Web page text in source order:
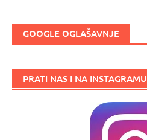
GOOGLE OGLAŠAVNJE
PRATI NAS I NA INSTAGRAMU